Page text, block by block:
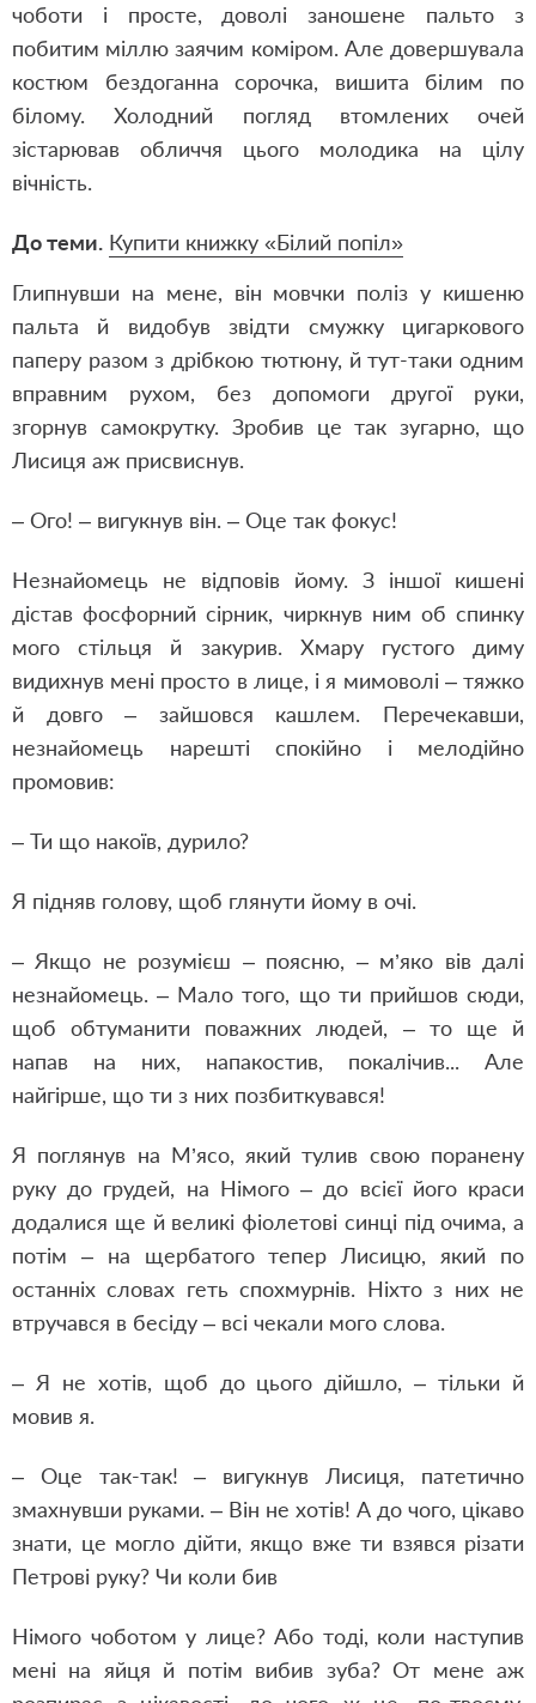
чоботи і просте, доволі заношене пальто з
побитим міллю заячим коміром. Але довершувала
костюм бездоганна сорочка, вишита білим по
білому. Холодний погляд втомлених очей
зістарював обличчя цього молодика на цілу
вічність.
До теми. Купити книжку «Білий попіл»
Глипнувши на мене, він мовчки поліз у кишеню
пальта й видобув звідти смужку цигаркового
паперу разом з дрібкою тютюну, й тут-таки одним
вправним рухом, без допомоги другої руки,
згорнув самокрутку. Зробив це так зугарно, що
Лисиця аж присвиснув.
– Ого! – вигукнув він. – Оце так фокус!
Незнайомець не відповів йому. З іншої кишені
дістав фосфорний сірник, чиркнув ним об спинку
мого стільця й закурив. Хмару густого диму
видихнув мені просто в лице, і я мимоволі – тяжко
й довго – зайшовся кашлем. Перечекавши,
незнайомець нарешті спокійно і мелодійно
промовив:
– Ти що накоїв, дурило?
Я підняв голову, щоб глянути йому в очі.
– Якщо не розумієш – поясню, – м’яко вів далі
незнайомець. – Мало того, що ти прийшов сюди,
щоб обтуманити поважних людей, – то ще й
напав на них, напакостив, покалічив... Але
найгірше, що ти з них позбиткувався!
Я поглянув на М’ясо, який тулив свою поранену
руку до грудей, на Німого – до всієї його краси
додалися ще й великі фіолетові синці під очима, а
потім – на щербатого тепер Лисицю, який по
останніх словах геть спохмурнів. Ніхто з них не
втручався в бесіду – всі чекали мого слова.
– Я не хотів, щоб до цього дійшло, – тільки й
мовив я.
– Оце так-так! – вигукнув Лисиця, патетично
змахнувши руками. – Він не хотів! А до чого, цікаво
знати, це могло дійти, якщо вже ти взявся різати
Петрові руку? Чи коли бив
Німого чоботом у лице? Або тоді, коли наступив
мені на яйця й потім вибив зуба? От мене аж